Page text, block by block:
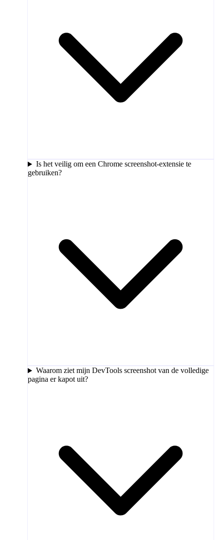
Is het veilig om een Chrome screenshot-extensie te
gebruiken?
Waarom ziet mijn DevTools screenshot van de volledige
pagina er kapot uit?